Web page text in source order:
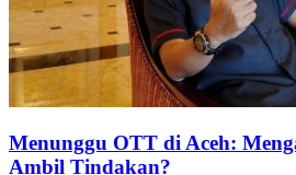
Menunggu OTT di Aceh:
Ambil Tindakan?